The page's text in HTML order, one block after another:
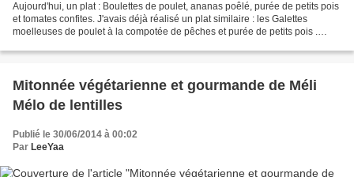
Aujourd'hui, un plat : Boulettes de poulet, ananas poêlé, purée de petits pois
et tomates confites. J'avais déjà réalisé un plat similaire : les Galettes
moelleuses de poulet à la compotée de pêches et purée de petits pois .
Mitonnée végétarienne et gourmande de Méli
Mélo de lentilles
Publié le 30/06/2014 à 00:02
Par LeeYaa